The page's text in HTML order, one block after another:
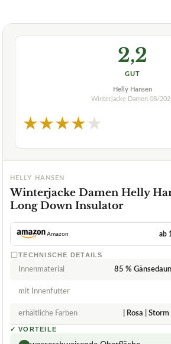
2,2
GUT
Helly Hansen
Winterjacke Damen 08/
★★★★★
HELLY HANSEN
Winterjacke Damen Helly
Long Down Insulator
Amazon ab
TECHNISCHE DETAILS
Innenmaterial 85 %
mit Innenfutter
erhältliche Farben | Rosa |
✓ VORTEILE